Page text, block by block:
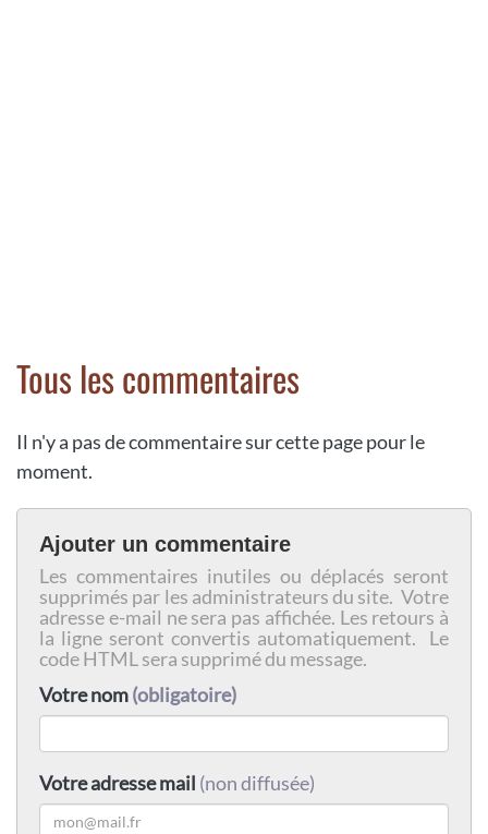
Tous les commentaires
Il n'y a pas de commentaire sur cette page pour le
moment.
Ajouter un commentaire
Les commentaires inutiles ou déplacés seront
supprimés par les administrateurs du site. Votre
adresse e-mail ne sera pas affichée. Les retours à
la ligne seront convertis automatiquement. Le
code HTML sera supprimé du message.
Votre nom(obligatoire)
Votre adresse mail (non diffusée)